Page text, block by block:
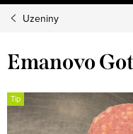
Uzeniny
Emanovo
Tip